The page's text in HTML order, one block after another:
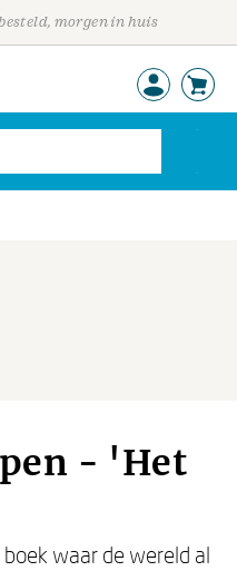
morgen in huis
- 'Het
waar de wereld al